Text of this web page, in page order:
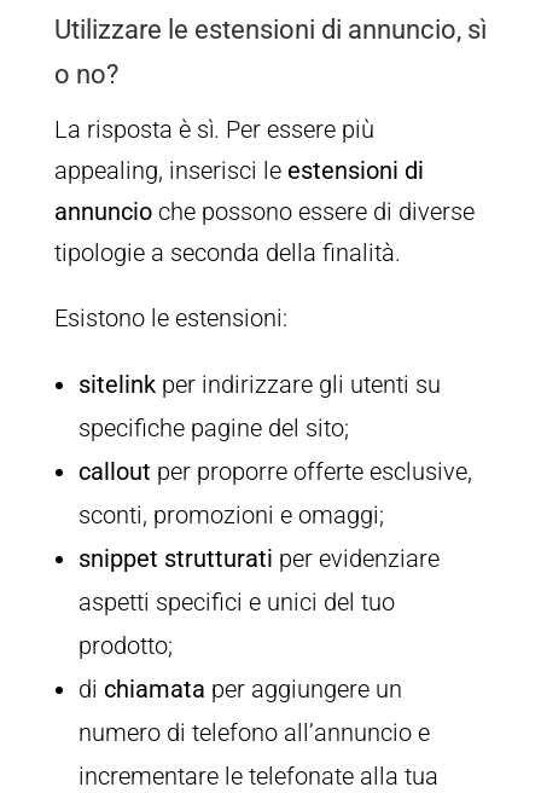
Utilizzare le estensioni di annuncio, sì
o no?
La risposta è sì. Per essere più
appealing, inserisci le estensioni di
annuncioche possono essere di diverse
tipologie a seconda della finalità.
Esistono le estensioni:
sitelinkper indirizzare gli utenti su
specifiche pagine del sito;
callout per proporre offerte esclusive,
sconti, promozioni e omaggi;
snippet strutturati per evidenziare
aspetti specifici e unici del tuo
prodotto;
di chiamata per aggiungere un
numero di telefono all’annuncio e
incrementare le telefonate alla tua